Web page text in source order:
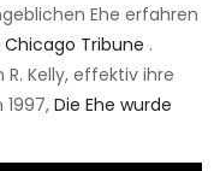
Ehe erfahren
Chicago Tribune .
R. Kelly, effektiv ihre
Die Ehe wurde